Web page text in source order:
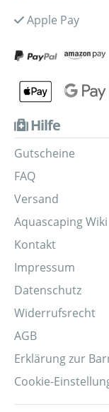
Apple Pay
Hilfe
Gutscheine
FAQ
Versand
Aquascaping Wiki
Kontakt
Impressum
Datenschutz
Widerrufsrecht
AGB
Erklärung zur
Cookie-